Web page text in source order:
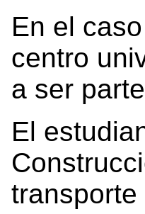
En el
centro
a ser
El